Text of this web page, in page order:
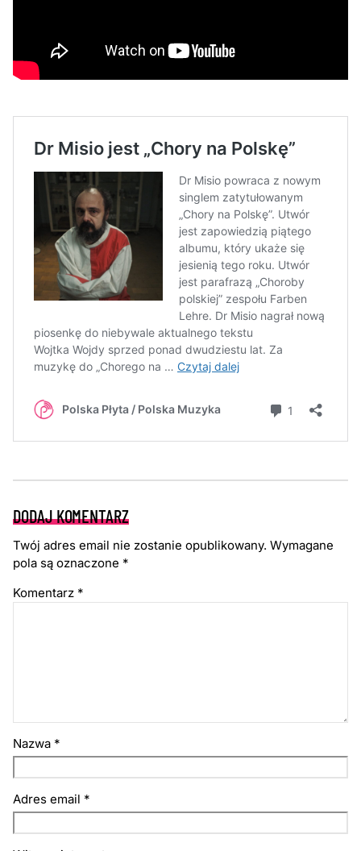
DODAJ KOMENTARZ
Twój adres email nie zostanie opublikowany. Wymagane
pola są oznaczone *
Komentarz *
Nazwa *
Adres email *